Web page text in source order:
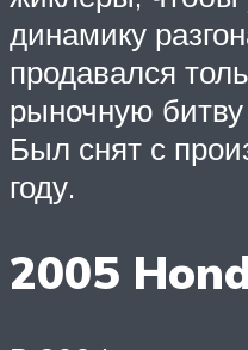
динамику
продавался
рыночную
Был снят с
году.
2005